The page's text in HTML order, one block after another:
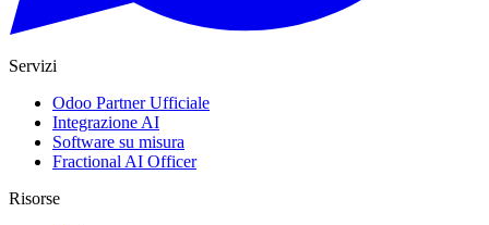
Servizi
Odoo Partner Ufficiale
Integrazione AI
Software su misura
Fractional AI Officer
Risorse